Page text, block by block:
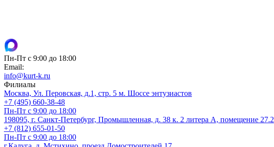
Пн-Пт с 9:00 до 18:00
Email:
info@kurt-k.ru
Филиалы
Москва, Ул. Перовская, д.1, стр. 5 м. Шоссе энтузиастов
+7 (495) 660-38-48
Пн-Пт с 9:00 до 18:00
198095, г. Санкт-Петербург, Промышленная, д. 38 к. 2 литера А, помещение 27.2
+7 (812) 655-01-50
Пн-Пт с 9:00 до 18:00